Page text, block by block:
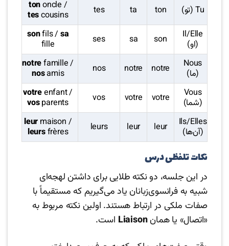
Tu (تو) ton
ta
tes
tononcle /
tescousins
Il/Elle
(او) son
sa
ses
sonfils /sa
fille
Nous
(ما) notre
notre
nos
notrefamille /
nosamis
Vous
(شما) votre
votre
vos
votreenfant /
vosparents
Ils/Elles
(آن‌ها) leur
leur
leurs
leurmaison /
leursfrères
نکات تلفظی درس
در این جلسه، دو نکته طلایی برای داشتن لهجه‌ای
شبیه به فرانسوی‌زبانان یاد می‌گیریم که مستقیماً با
صفات ملکی در ارتباط هستند. اولین نکته مربوط به
«اتصال» یا همانLiaison است.